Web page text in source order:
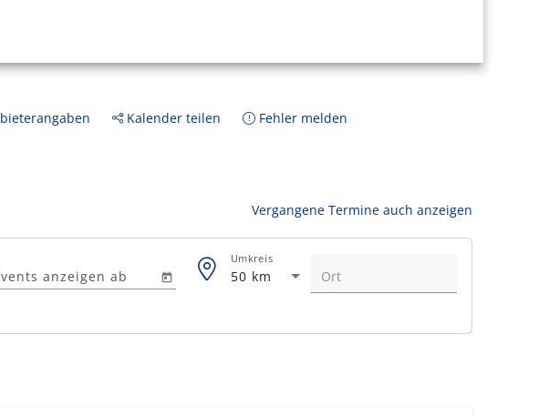
Kalender teilen Fehler melden
Vergangene Termine auch anzeigen
anzeigen ab 50 km
Umkreis